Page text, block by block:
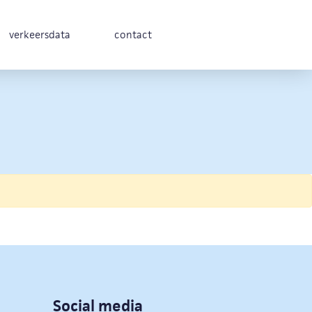
verkeersdata contact
Social media